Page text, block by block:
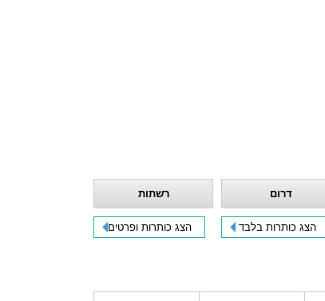
דרום רשתות
הצג כותרות בלבד הצג כותרות ופרטים